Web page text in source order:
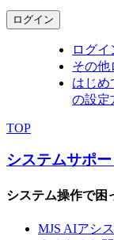
ログイン
ログ
その他
はじめ
の設定
TOP
システムサポー
システム操作で困
MJS AIアシ